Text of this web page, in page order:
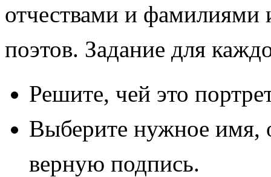
отчествами и фамилиями
поэтов. Задание для
Решите, чей это
Выберите нужное имя,
верную подпись.